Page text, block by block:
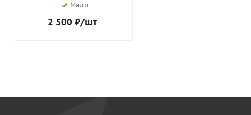
Мало
2 500 ₽/шт